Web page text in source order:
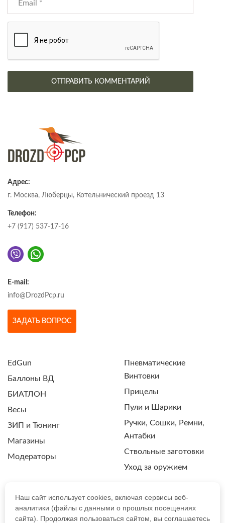
Адрес:
г. Москва, Люберцы, Котельнический проезд 13
Телефон:
+7 (917) 537-17-16
E-mail:
info@DrozdPcp.ru
ЗАДАТЬ ВОПРОС
EdGun
Баллоны ВД
БИАТЛОН
Весы
ЗИП и Тюнинг
Магазины
Модераторы
Пневматические
Винтовки
Прицелы
Пули и Шарики
Ручки, Сошки, Ремни,
Антабки
Ствольные заготовки
Уход за оружием
ПОЛИТИКА КОНФИДЕНЦИАЛЬНОСТИ
Наш сайт использует cookies, включая сервисы веб-
аналитики (файлы с данными о прошлых посещениях
сайта). Продолжая пользоваться сайтом, вы соглашаетесь